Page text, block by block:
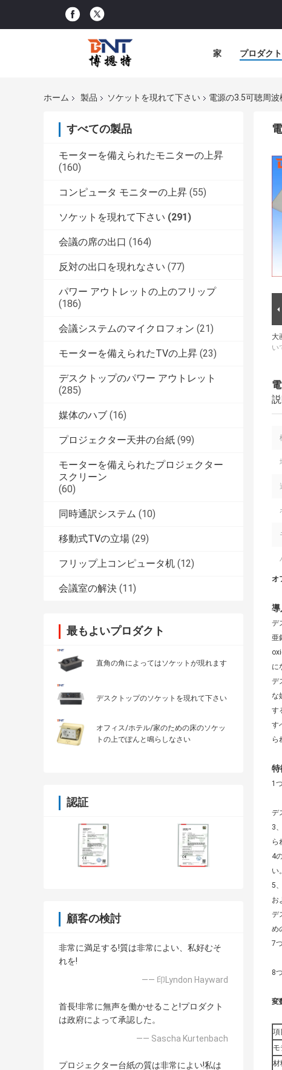
家 プロダクト
ホーム 製品 ソケットを現れて下さい 電源の3.5可聴周
すべての製品
モーターを備えられたモニターの上昇
(160)
コンピュータ モニターの上昇 (55)
ソケットを現れて下さい (291)
会議の席の出口 (164)
反対の出口を現れなさい (77)
パワー アウトレットの上のフリップ
(186)
会議システムのマイクロフォン (21)
モーターを備えられたTVの上昇 (23)
デスクトップのパワー アウトレット
(285)
媒体のハブ (16)
プロジェクター天井の台紙 (99)
モーターを備えられたプロジェクター
スクリーン
(60)
同時通訳システム (10)
移動式TVの立場 (29)
フリップ上コンピュータ机 (12)
会議室の解決 (11)
最もよいプロダクト
直角の角によってはソケットが現れます
デスクトップのソケットを現れて下さい
オフィス/ホテル/家のための床のソケッ
トの上でぽんと鳴らしなさい
認証
顧客の検討
非常に満足する!質は非常によい、私好むそ
れを!
—— 印Lyndon Hayward
首長!非常に無声を働かせること!プロダクト
は政府によって承認した。
—— Sascha Kurtenbach
プロジェクター台紙の質は非常によい!私は
大
い
オ
導
デ
亜
に
デ
な
す
す
ら
特
1
デ
3
ら
4
い
5
お
デ
め
7
8
変
項
モ
材